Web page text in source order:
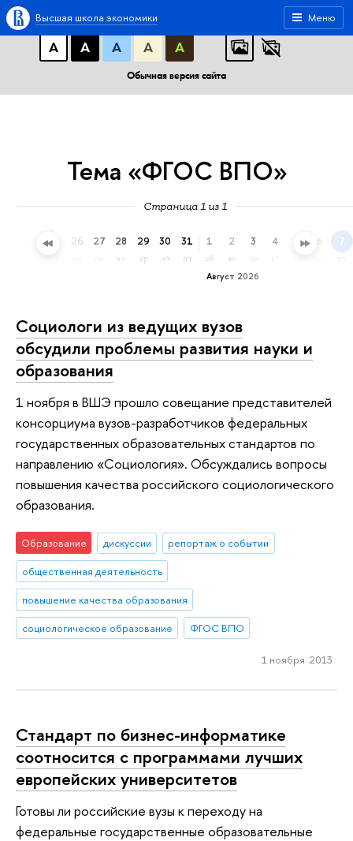
A A A АБВ
АБВ
А
А А А А
Обычная версия сайта
Меню
Высшая школа экономики
Тема «ФГОС ВПО»
Страница 1 из 1
25 26 27 28
вт
29
ср
30
чт
31
пт
Август 2026
1
сб
2
вс
3 4 5 6 7
пт
Социологи из ведущих вузов
обсудили проблемы развития науки и
образования
1 ноября в ВШЭ прошло совещание представителей
консорциума вузов-разработчиков федеральных
государственных образовательных стандартов по
направлению «Социология». Обсуждались вопросы
повышения качества российского социологического
образования.
Образование дискуссии
репортаж о событии
общественная деятельность
повышение качества образования
социологическое образование
ФГОС ВПО
1 ноября 2013
Стандарт по бизнес-информатике
соотносится с программами лучших
европейских университетов
Готовы ли российские вузы к переходу на
федеральные государственные образовательные